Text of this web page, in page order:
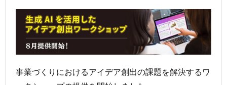
事業づくりにおけるアイデア創出の課題を解決するワ